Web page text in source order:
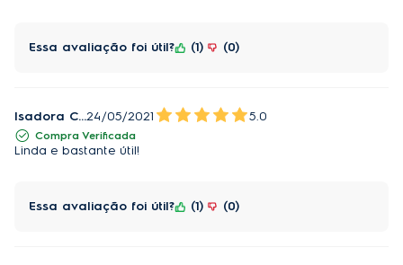
Essa avaliação foi útil? 1 0
Isadora Cândida da silva24/05/2021 5.0
Compra Verificada
Linda e bastante útil!
Essa avaliação foi útil? 1 0